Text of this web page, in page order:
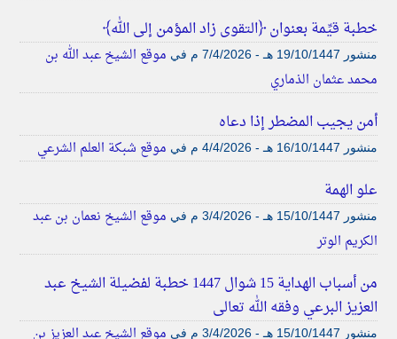
خطبة قيِّمة بعنوان ﴿التقوى زاد المؤمن إلى الله﴾
منشور في موقع الشيخ عبد الله بن
محمد عثمان الذماري
أمن يجيب المضطر إذا دعاه
منشور في موقع شبكة العلم الشرعي
علو الهمة
منشور في موقع الشيخ نعمان بن عبد
الكريم الوتر
من أسباب الهداية 15 شوال 1447 خطبة لفضيلة الشيخ عبد
العزيز البرعي وفقه الله تعالى
منشور في موقع الشيخ عبد العزيز بن